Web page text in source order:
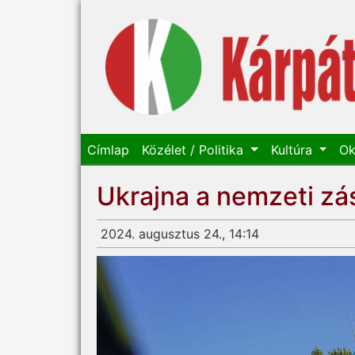
Címlap Közélet / Politika Kultúra
Ukrajna a nemzeti
2024. augusztus 24., 14:14